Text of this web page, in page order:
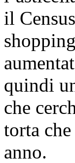
il
quindi
che
torta
anno.